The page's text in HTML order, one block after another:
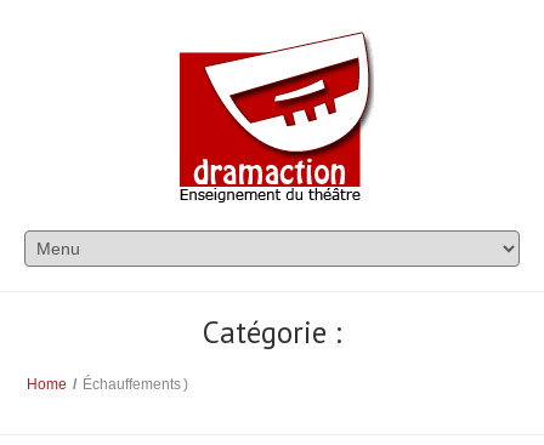
Catégorie :
Home / Échauffements)